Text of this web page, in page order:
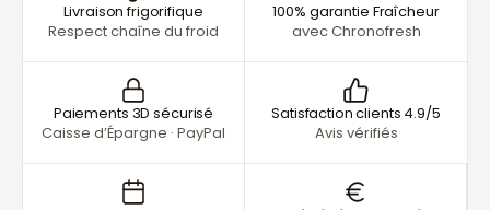
Livraison frigorifique
Respect chaîne du froid
100% garantie Fraîcheur
avec Chronofresh
Paiements 3D sécurisé
Caisse d’Épargne · PayPal
Satisfaction clients 4.9/5
Avis vérifiés